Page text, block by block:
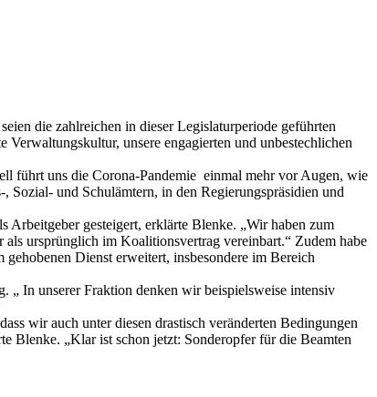
die zahlreichen in dieser Legislaturperiode geführten
unsere engagierten und unbestechlichen
führt uns die Corona-Pandemie einmal mehr vor Augen, wie
und Schulämtern, in den Regierungspräsidien und
gesteigert, erklärte Blenke. „Wir haben zum
ursprünglich im Koalitionsvertrag vereinbart.“ Zudem habe
Dienst erweitert, insbesondere im Bereich
„ In unserer Fraktion denken wir beispielsweise intensiv
wir auch unter diesen drastisch veränderten Bedingungen
Blenke. „Klar ist schon jetzt: Sonderopfer für die Beamten